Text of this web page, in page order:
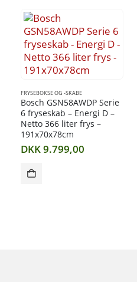
FRYSEBOKSE OG -SKABE
Bosch GSN58AWDP Serie
6 fryseskab – Energi D –
Netto 366 liter frys –
191x70x78cm
DKK9.799,00